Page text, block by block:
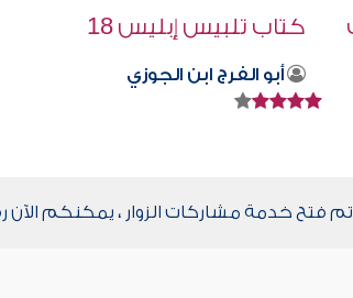
خصائص الأمة في الدنيا والآخرة
صابر دياب
تم فتح خدمة مشاركات الزوار ، يمكنكم الآن